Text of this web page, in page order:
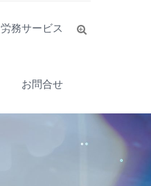
労務サービス
お問合せ